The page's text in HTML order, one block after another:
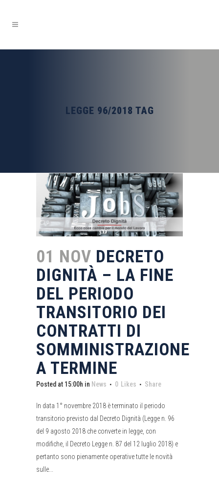
LEGGE 96/2018 TAG
01 NOV DECRETO
DIGNITÀ – LA FINE
DEL PERIODO
TRANSITORIO DEI
CONTRATTI DI
SOMMINISTRAZIONE
A TERMINE
Posted at 15:00h in News 0 Likes Share
In data 1° novembre 2018 è terminato il periodo
transitorio previsto dal Decreto Dignità (Legge n. 96
del 9 agosto 2018 che converte in legge, con
modifiche, il Decreto Legge n. 87 del 12 luglio 2018) e
pertanto sono pienamente operative tutte le novità
sulle...